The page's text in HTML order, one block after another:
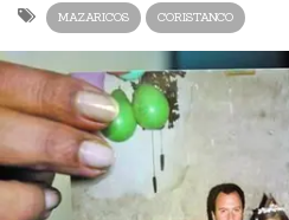
MAZARICOS CORISTANCO